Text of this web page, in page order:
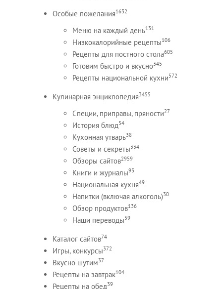
Особые пожелания1632
Меню на каждый день131
Низкокалорийные рецепты106
Рецепты для постного стола605
Готовим быстро и вкусно345
Рецепты национальной кухни572
Кулинарная энциклопедия3455
Специи, приправы, пряности27
История блюд54
Кухонная утварь38
Советы и секреты334
Обзоры сайтов2959
Книги и журналы93
Национальная кухня49
Напитки (включая алкоголь)30
Обзор продуктов136
Наши переводы59
Каталог сайтов74
Игры, конкурсы372
Вкусно шутим37
Рецепты на завтрак104
Рецепты на обед39